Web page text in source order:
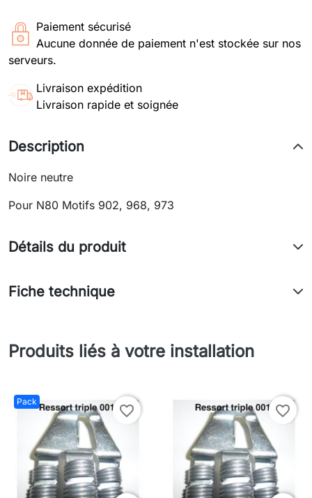
Paiement sécurisé
Aucune donnée de paiement n'est stockée sur nos
serveurs.
Livraison expédition
Livraison rapide et soignée
Description
Noire neutre
Pour N80 Motifs 902, 968, 973
Détails du produit
Fiche technique
Produits liés à votre installation
Pack
favorite_border favorite_border